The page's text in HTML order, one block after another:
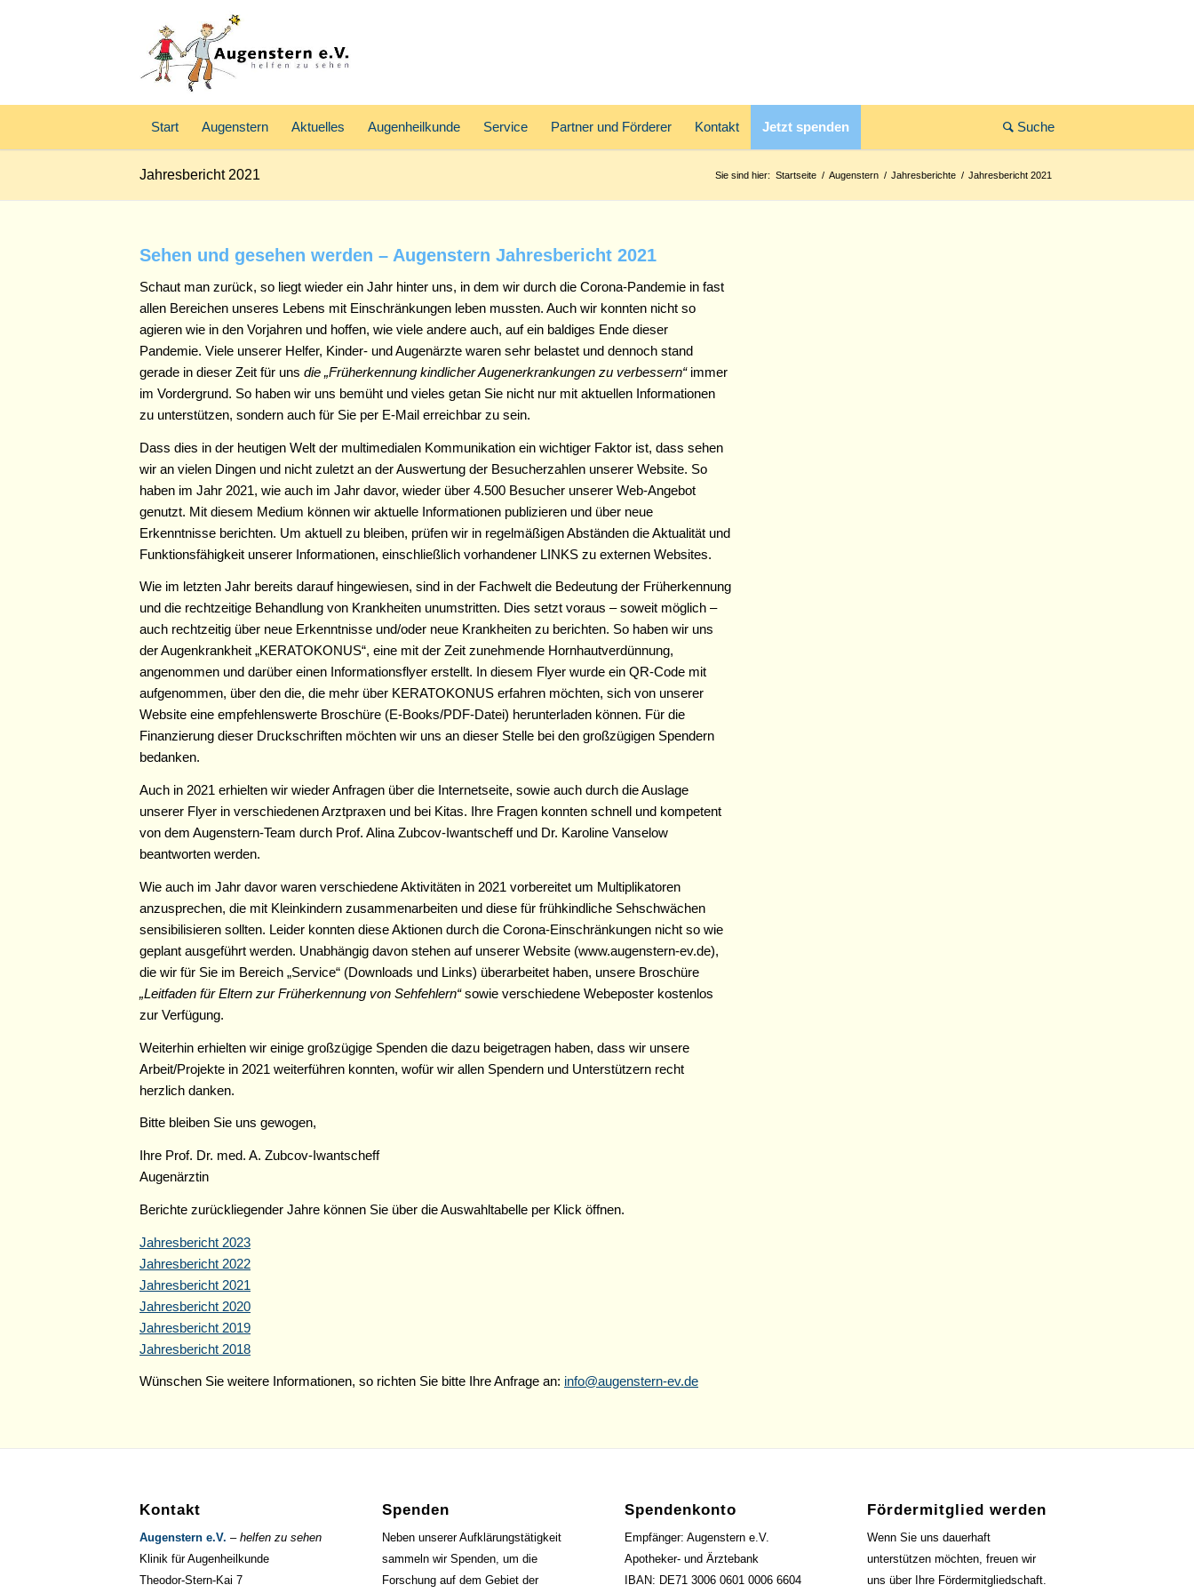
Start Augenstern Aktuelles Augenheilkunde Service Partner und Förderer Kontakt Jetzt spenden
Jahresbericht 2021 Sie sind hier: Startseite / Augenstern / Jahresberichte / Jahresbericht 2021
Sehen und gesehen werden – Augenstern Jahresbericht 2021
Schaut man zurück, so liegt wieder ein Jahr hinter uns, in dem wir durch die Corona-Pandemie in fast
allen Bereichen unseres Lebens mit Einschränkungen leben mussten. Auch wir konnten nicht so
agieren wie in den Vorjahren und hoffen, wie viele andere auch, auf ein baldiges Ende dieser
Pandemie. Viele unserer Helfer, Kinder- und Augenärzte waren sehr belastet und dennoch stand
gerade in dieser Zeit für uns die „Früherkennung kindlicher Augenerkrankungen zu verbessern“immer
im Vordergrund. So haben wir uns bemüht und vieles getan Sie nicht nur mit aktuellen Informationen
zu unterstützen, sondern auch für Sie per E-Mail erreichbar zu sein.
Dass dies in der heutigen Welt der multimedialen Kommunikation ein wichtiger Faktor ist, dass sehen
wir an vielen Dingen und nicht zuletzt an der Auswertung der Besucherzahlen unserer Website. So
haben im Jahr 2021, wie auch im Jahr davor, wieder über 4.500 Besucher unserer Web-Angebot
genutzt. Mit diesem Medium können wir aktuelle Informationen publizieren und über neue
Erkenntnisse berichten. Um aktuell zu bleiben, prüfen wir in regelmäßigen Abständen die Aktualität und
Funktionsfähigkeit unserer Informationen, einschließlich vorhandener LINKS zu externen Websites.
Wie im letzten Jahr bereits darauf hingewiesen, sind in der Fachwelt die Bedeutung der Früherkennung
und die rechtzeitige Behandlung von Krankheiten unumstritten. Dies setzt voraus – soweit möglich –
auch rechtzeitig über neue Erkenntnisse und/oder neue Krankheiten zu berichten. So haben wir uns
der Augenkrankheit „KERATOKONUS“, eine mit der Zeit zunehmende Hornhautverdünnung,
angenommen und darüber einen Informationsflyer erstellt. In diesem Flyer wurde ein QR-Code mit
aufgenommen, über den die, die mehr über KERATOKONUS erfahren möchten, sich von unserer
Website eine empfehlenswerte Broschüre (E-Books/PDF-Datei) herunterladen können. Für die
Finanzierung dieser Druckschriften möchten wir uns an dieser Stelle bei den großzügigen Spendern
bedanken.
Auch in 2021 erhielten wir wieder Anfragen über die Internetseite, sowie auch durch die Auslage
unserer Flyer in verschiedenen Arztpraxen und bei Kitas. Ihre Fragen konnten schnell und kompetent
von dem Augenstern-Team durch Prof. Alina Zubcov-Iwantscheff und Dr. Karoline Vanselow
beantworten werden.
Wie auch im Jahr davor waren verschiedene Aktivitäten in 2021 vorbereitet um Multiplikatoren
anzusprechen, die mit Kleinkindern zusammenarbeiten und diese für frühkindliche Sehschwächen
sensibilisieren sollten. Leider konnten diese Aktionen durch die Corona-Einschränkungen nicht so wie
geplant ausgeführt werden. Unabhängig davon stehen auf unserer Website (www.augenstern-ev.de),
die wir für Sie im Bereich „Service“ (Downloads und Links) überarbeitet haben, unsere Broschüre
„Leitfaden für Eltern zur Früherkennung von Sehfehlern“sowie verschiedene Webeposter kostenlos
zur Verfügung.
Weiterhin erhielten wir einige großzügige Spenden die dazu beigetragen haben, dass wir unsere
Arbeit/Projekte in 2021 weiterführen konnten, wofür wir allen Spendern und Unterstützern recht
herzlich danken.
Bitte bleiben Sie uns gewogen,
Ihre Prof. Dr. med. A. Zubcov-Iwantscheff
Augenärztin
Berichte zurückliegender Jahre können Sie über die Auswahltabelle per Klick öffnen.
Jahresbericht 2023
Jahresbericht 2022
Jahresbericht 2021
Jahresbericht 2020
Jahresbericht 2019
Jahresbericht 2018
Wünschen Sie weitere Informationen, so richten Sie bitte Ihre Anfrage an: info@augenstern-ev.de
Kontakt
Augenstern e.V. – helfen zu sehen
Klinik für Augenheilkunde
Theodor-Stern-Kai 7
Spenden
Neben unserer Aufklärungstätigkeit
sammeln wir Spenden, um die
Forschung auf dem Gebiet der
Spendenkonto
Empfänger: Augenstern e.V.
Apotheker- und Ärztebank
IBAN: DE71 3006 0601 0006 6604
Fördermitglied werden
Wenn Sie uns dauerhaft
unterstützen möchten, freuen wir
uns über Ihre Fördermitgliedschaft.